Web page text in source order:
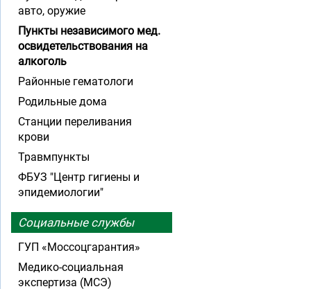
авто, оружие
Пункты независимого мед.
освидетельствования на
алкоголь
Районные гематологи
Родильные дома
Станции переливания
крови
Травмпункты
ФБУЗ "Центр гигиены и
эпидемиологии"
Социальные службы
ГУП «Моссоцгарантия»
Медико-социальная
экспертиза (МСЭ)